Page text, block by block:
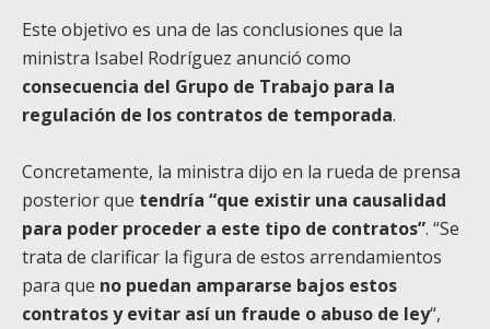
Este objetivo es una de las conclusiones que la
ministra Isabel Rodríguez anunció como
consecuencia del Grupo de Trabajo para la
regulación de los contratos de temporada.
Concretamente, la ministra dijo en la rueda de prensa
posterior que tendría “que existir una causalidad
para poder proceder a este tipo de contratos”. “Se
trata de clarificar la figura de estos arrendamientos
para que no puedan ampararse bajos estos
contratos y evitar así un fraude o abuso de ley“,